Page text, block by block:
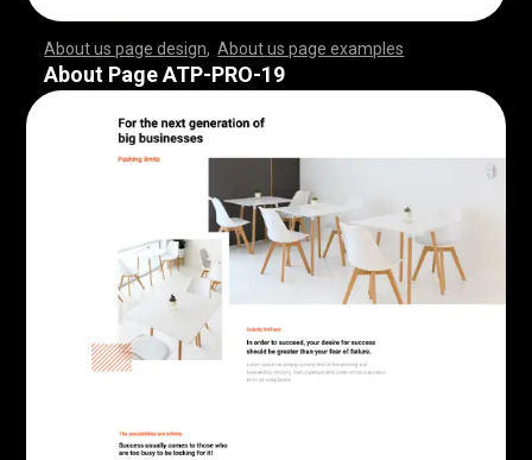
About us page design ,About us page examples
,,,,,,,,,,,,,,,,,,,,,,,, ,,,,,,,,,,,,,,,,,,,,,,,,,,,
,,,,,,,,,,,,,,,,,,,,,,,, ,,,,,,,,,,,,,,,,,,,,,,,,,,,
,,,,,,,,,,,,,,,,,,,,,,,, ,,,,,,,,,,,,,,,,,,,,,,,,,,,
,,,,,,,,,,,,,,,,,,,,,,,, ,,,,,,,,,,,,,,,,,,,,,,,,,,,
,,,,,,,,,,,,,,,,,,,,,,,, ,,,,,,,,,,,,,,,,,,,,,,,,,,,
,,,,,,,,,,,,,,,,,,,,,,,, ,,,,,,,,,,,,,,,,,,,,,,,,,,,
,,,,,,,,,,,,,,,,,,,,,,,, ,,,,,,,,,,,,,,,,,,,,,,,,,,,
,,,,,,,,,,,,,,,,,,,,,,,, ,,,,,,,,,,,,
About Page ATP-PRO-19